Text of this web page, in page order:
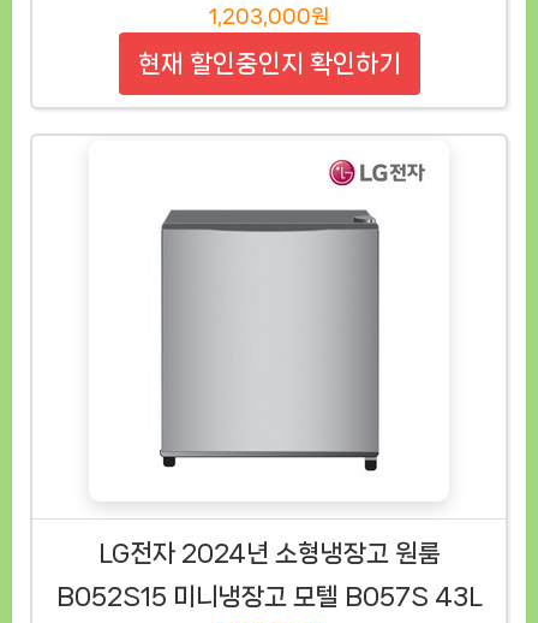
1,203,000원
현재 할인중인지 확인하기
LG전자 2024년 소형냉장고 원룸
B052S15 미니냉장고 모텔 B057S 43L